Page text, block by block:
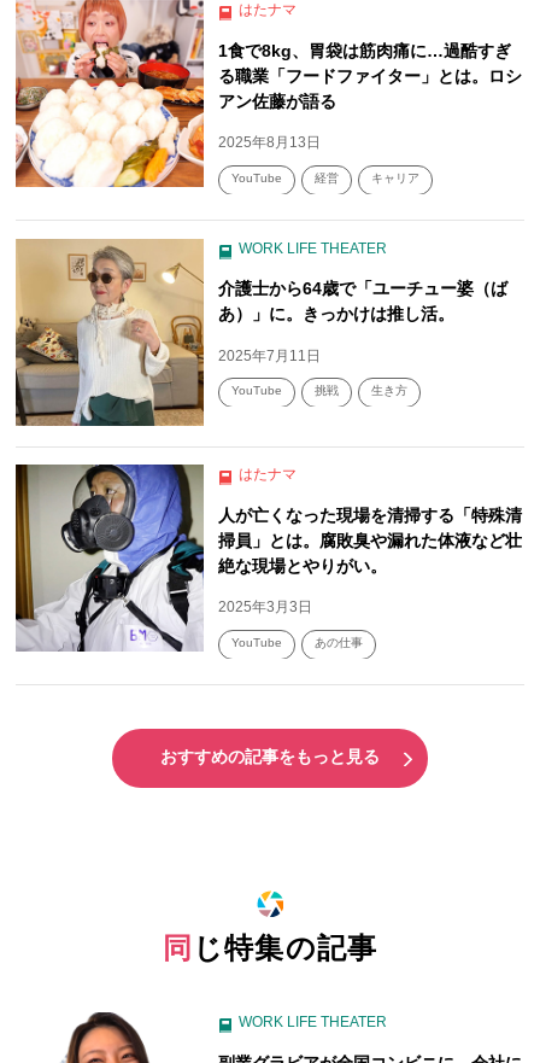
はたナマ
1食で8kg、胃袋は筋肉痛に…過酷すぎ
る職業「フードファイター」とは。ロシ
アン佐藤が語る
2025年8月13日
YouTube 経営 キャリア
WORK LIFE THEATER
介護士から64歳で「ユーチュー婆（ば
あ）」に。きっかけは推し活。
2025年7月11日
YouTube 挑戦 生き方
はたナマ
人が亡くなった現場を清掃する「特殊清
掃員」とは。腐敗臭や漏れた体液など壮
絶な現場とやりがい。
2025年3月3日
YouTube あの仕事
おすすめの記事をもっと見る
同じ特集の記事
WORK LIFE THEATER